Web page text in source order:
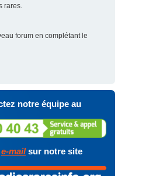
rares.
forum en complétant le
notre équipe au
e-mailsur notre site